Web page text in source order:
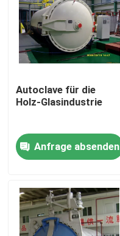
Produkte
Autoclave für die
Holz-Glasindustrie
Anfrage absenden